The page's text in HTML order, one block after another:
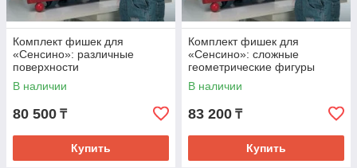
Комплект фишек для
«Сенсино»: различные
поверхности
В наличии
80 500 ₸
Купить
Комплект фишек для
«Сенсино»: сложные
геометрические фигуры
В наличии
83 200 ₸
Купить